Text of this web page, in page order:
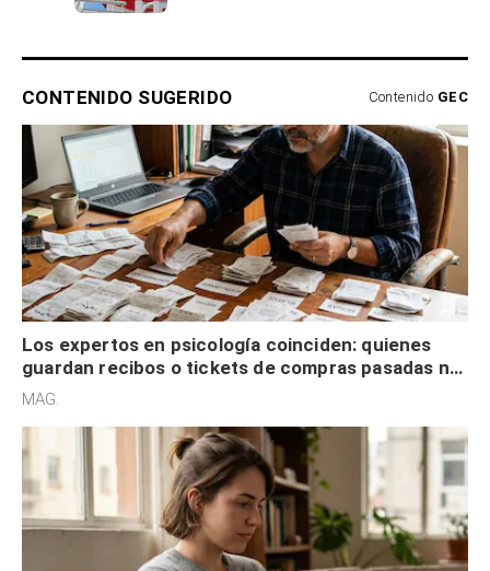
CONTENIDO SUGERIDO Contenido GEC
Los expertos en psicología coinciden: quienes
guardan recibos o tickets de compras pasadas no
son acumuladores, sino que tienen necesidad de
MAG.